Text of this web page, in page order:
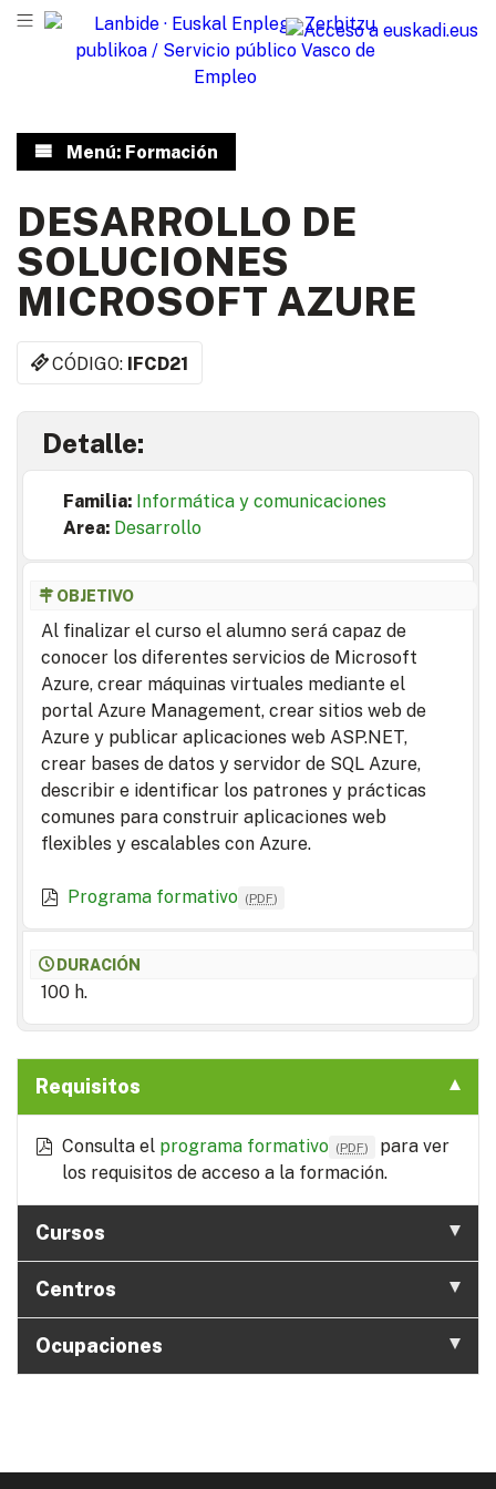
Menú: Formación
DESARROLLO DE
SOLUCIONES
MICROSOFT AZURE
CÓDIGO: IFCD21
Detalle:
Familia: Informática y comunicaciones
Area: Desarrollo
OBJETIVO
Al finalizar el curso el alumno será capaz de
conocer los diferentes servicios de Microsoft
Azure, crear máquinas virtuales mediante el
portal Azure Management, crear sitios web de
Azure y publicar aplicaciones web ASP.NET,
crear bases de datos y servidor de SQL Azure,
describir e identificar los patrones y prácticas
comunes para construir aplicaciones web
flexibles y escalables con Azure.
Programa formativo (PDF)
DURACIÓN
100 h.
Requisitos
Consulta el programa formativo (PDF)
para ver
los requisitos de acceso a la formación.
Cursos
Centros
Ocupaciones